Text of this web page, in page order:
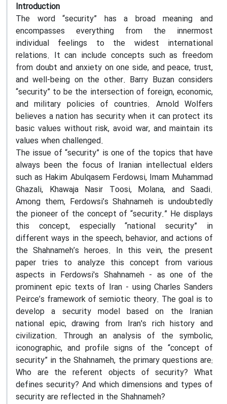
Introduction
The word “security” has a broad meaning and
encompasses everything from the innermost
individual feelings to the widest international
relations. It can include concepts such as freedom
from doubt and anxiety on one side, and peace, trust,
and well-being on the other. Barry Buzan considers
“security” to be the intersection of foreign, economic,
and military policies of countries. Arnold Wolfers
believes a nation has security when it can protect its
basic values ​​without risk, avoid war, and maintain its
values ​​when challenged.
The issue of “security” is one of the topics that have
always been the focus of Iranian intellectual elders
such as Hakim Abulqasem Ferdowsi, Imam Muhammad
Ghazali, Khawaja Nasir Toosi, Molana, and Saadi.
Among them, Ferdowsi’s Shahnameh is undoubtedly
the pioneer of the concept of “security.” He displays
this concept, especially “national security” in
different ways in the speech, behavior, and actions of
the Shahnameh’s heroes. In this vein, the present
paper tries to analyze this concept from various
aspects in Ferdowsi's Shahnameh - as one of the
prominent epic texts of Iran - using Charles Sanders
Peirce’s framework of semiotic theory. The goal is to
develop a security model based on the Iranian
national epic, drawing from Iran's rich history and
civilization. Through an analysis of the symbolic,
iconographic, and profile signs of the “concept of
security” in the Shahnameh, the primary questions are:
Who are the referent objects of security? What
defines security? And which dimensions and types of
security are reflected in the Shahnameh?